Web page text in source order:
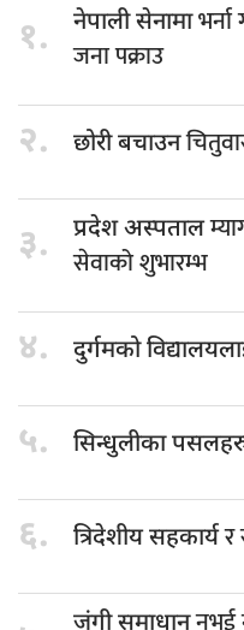
१. नेपाली सेनामा
जना पक्राउ
२. छोरी बचाउन
३. प्रदेश अस्पताल
सेवाको शुभारम्भ
४. दुर्गमको
५. सिन्धुलीका
६. त्रिदेशीय सहकार्यर